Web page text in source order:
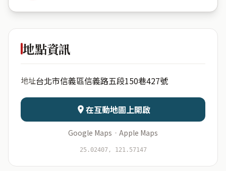
星野雅居
日期 出生時辰
資料僅用於即時分析，不會儲存於伺服器
地點資訊
地址台北市信義區信義路五段150巷427號
在互動地圖上開啟
Google Maps · Apple Maps
25.02407, 121.57147